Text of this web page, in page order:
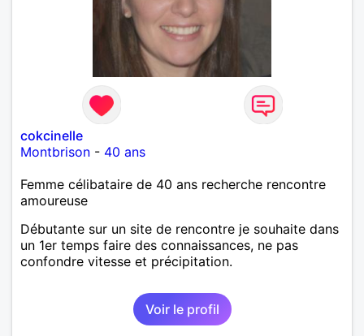
cokcinelle
Montbrison - 40 ans
Femme célibataire de 40 ans recherche rencontre
amoureuse
Débutante sur un site de rencontre je souhaite dans
un 1er temps faire des connaissances, ne pas
confondre vitesse et précipitation.
Voir le profil